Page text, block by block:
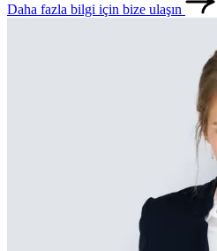
Daha fazla bilgi için bize ulaşın